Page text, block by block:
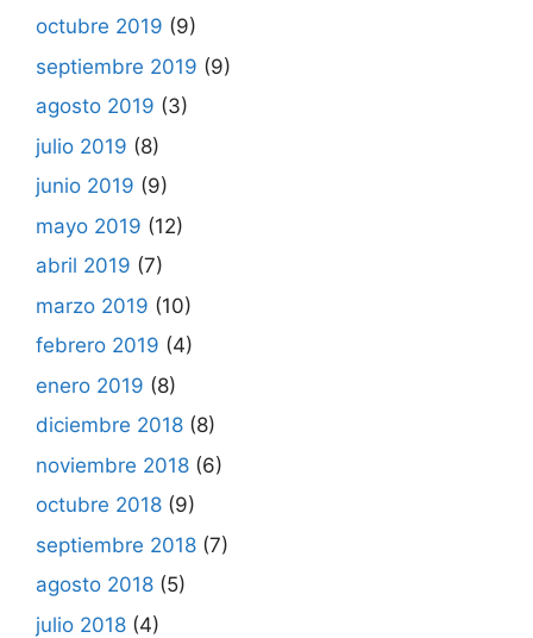
octubre 2019 (9)
septiembre 2019 (9)
agosto 2019 (3)
julio 2019 (8)
junio 2019 (9)
mayo 2019 (12)
abril 2019 (7)
marzo 2019 (10)
febrero 2019 (4)
enero 2019 (8)
diciembre 2018 (8)
noviembre 2018 (6)
octubre 2018 (9)
septiembre 2018 (7)
agosto 2018 (5)
julio 2018 (4)